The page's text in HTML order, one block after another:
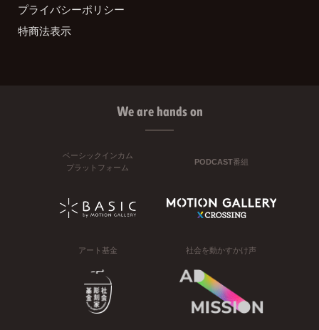
プライバシーポリシー
特商法表示
We are hands on
ベーシックインカム
プラットフォーム
PODCAST番組
アート基金 社会を動かすかけ声